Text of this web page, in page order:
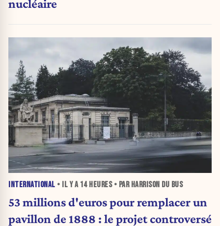
nucléaire
INTERNATIONAL • IL Y A 14 HEURES• PAR HARRISON DU BUS
53 millions d'euros pour remplacer un
pavillon de 1888 : le projet controversé